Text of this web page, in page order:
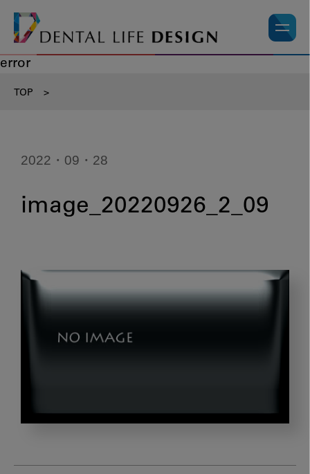
error
TOP >
2022・09・28
image_20220926_2_09